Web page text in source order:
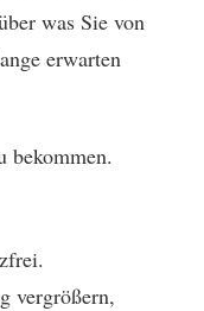
was Sie von
erwarten
bekommen.
vergrößern,